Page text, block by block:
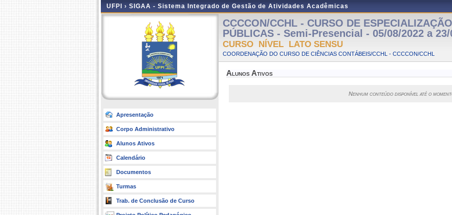
UFPI › SIGAA - Sistema Integrado de Gestão de Atividades Acadêmicas
Apresentação
Corpo Administrativo
Alunos Ativos
Calendário
Documentos
Turmas
Trab. de Conclusão de Curso
CCCCON/CCHL - CURSO DE
PÚBLICAS - Semi-Presencial - 05/08/2022 a 23/
CURSO NÍVEL LATO SENSU
COORDENAÇÃO DO CURSO DE CIÊNCIAS CONTÁBEIS/CCHL - CCCCON/CCHL
Alunos Ativos
Nenhum conteúdo disponível até o